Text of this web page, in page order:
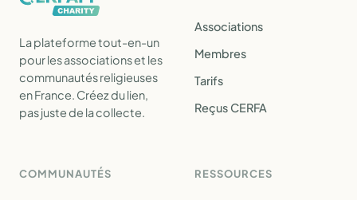
La plateforme tout-en-un
pour les associations et les
communautés religieuses
en France. Créez du lien,
pas juste de la collecte.
Associations
Membres
Tarifs
Reçus CERFA
COMMUNAUTÉS RESSOURCES